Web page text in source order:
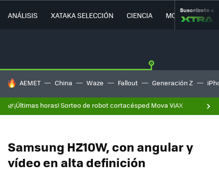
ANÁLISIS XATAKA SELECCIÓN CIENCIA MOVILIDAD
Suscríbete a
HOY SE HABLA DE
AEMET China Waze Fallout Generación Z
🌿¡Últimas horas! Sorteo de robot cortacésped Mova ViAX
Samsung HZ10W, con angular y
vídeo en alta definición